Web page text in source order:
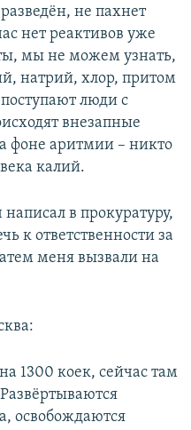
не пахнет
нет реактивов уже
мы не можем узнать,
натрий, хлор, притом
люди с
внезапные
фоне аритмии – никто
калий.
в прокуратуру,
к ответственности за
меня вызвали на
1300 коек, сейчас там
освобождаются